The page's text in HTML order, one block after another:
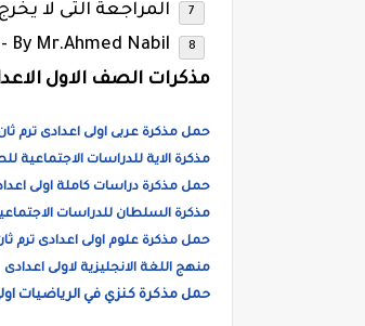
المراجعة التى لا
By Mr.Ahmed Nabil
مذكرات الصف الاول
حمل مذكرة عربى اولى اعدادى ترم
مذكرة الاية للدراسات الاجتماعية
حمل مذكرة دراسات كاملة اولى
مذكرة السلطان للدراسات
حمل مذكرة علوم اولى اعدادى ترم
منهج اللغة الانجليزية لاولى اعدادى
حمل مذكرة كنزي في الرياضيات